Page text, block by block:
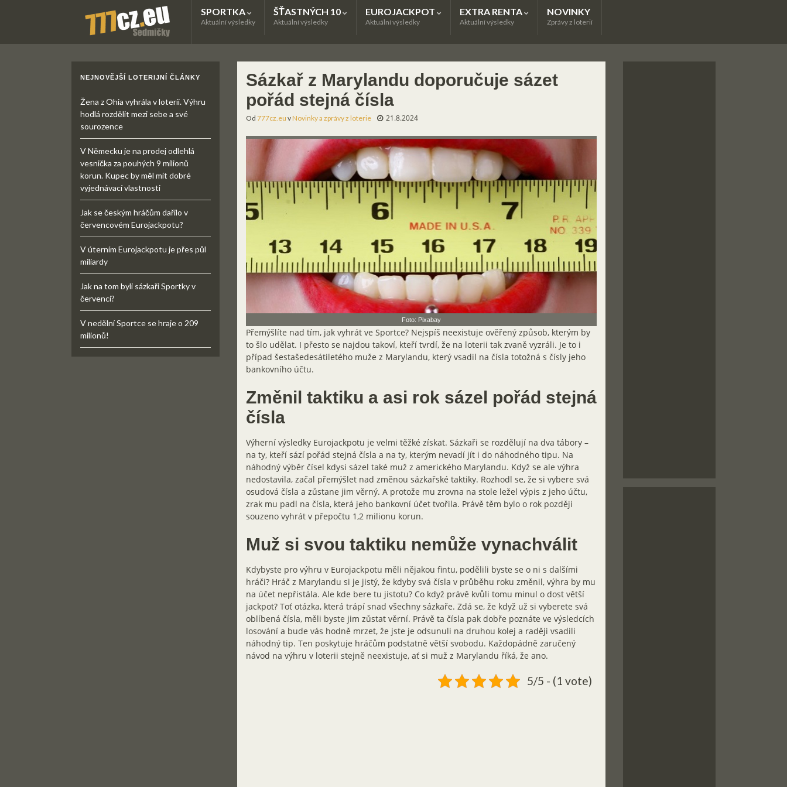
SPORTKA
Aktuální výsledky
ŠŤASTNÝCH 10
Aktuální výsledky
EUROJACKPOT
Aktuální výsledky
EXTRA RENTA
Aktuální výsledky
NOVINKY
Zprávy z loterií
Sázkař z Marylandu doporučuje sázet
pořád stejná čísla
Od 777cz.eu vNovinky a zprávy z loterie 21.8.2024
Foto: Pixabay
Přemýšlíte nad tím, jak vyhrát ve Sportce? Nejspíš neexistuje ověřený způsob, kterým by
to šlo udělat. I přesto se najdou takoví, kteří tvrdí, že na loterii tak zvaně vyzráli. Je to i
případ šestašedesátiletého muže z Marylandu, který vsadil na čísla totožná s čísly jeho
bankovního účtu.
Změnil taktiku a asi rok sázel pořád stejná
čísla
Výherní výsledky Eurojackpotu je velmi těžké získat. Sázkaři se rozdělují na dva tábory –
na ty, kteří sází pořád stejná čísla a na ty, kterým nevadí jít i do náhodného tipu. Na
náhodný výběr čísel kdysi sázel také muž z amerického Marylandu. Když se ale výhra
nedostavila, začal přemýšlet nad změnou sázkařské taktiky. Rozhodl se, že si vybere svá
osudová čísla a zůstane jim věrný. A protože mu zrovna na stole ležel výpis z jeho účtu,
zrak mu padl na čísla, která jeho bankovní účet tvořila. Právě těm bylo o rok později
souzeno vyhrát v přepočtu 1,2 milionu korun.
Muž si svou taktiku nemůže vynachválit
Kdybyste pro výhru v Eurojackpotu měli nějakou fintu, podělili byste se o ni s dalšími
hráči? Hráč z Marylandu si je jistý, že kdyby svá čísla v průběhu roku změnil, výhra by mu
na účet nepřistála. Ale kde bere tu jistotu? Co když právě kvůli tomu minul o dost větší
jackpot? Toť otázka, která trápí snad všechny sázkaře. Zdá se, že když už si vyberete svá
oblíbená čísla, měli byste jim zůstat věrní. Právě ta čísla pak dobře poznáte ve výsledcích
losování a bude vás hodně mrzet, že jste je odsunuli na druhou kolej a raději vsadili
náhodný tip. Ten poskytuje hráčům podstatně větší svobodu. Každopádně zaručený
návod na výhru v loterii stejně neexistuje, ať si muž z Marylandu říká, že ano.
5/5 - (1 vote)
NEJNOVĚJŠÍ LOTERIJNÍ ČLÁNKY
Žena z Ohia vyhrála v loterii. Výhru
hodlá rozdělit mezi sebe a své
sourozence
V Německu je na prodej odlehlá
vesnička za pouhých 9 milionů
korun. Kupec by měl mít dobré
vyjednávací vlastnosti
Jak se českým hráčům dařilo v
červencovém Eurojackpotu?
V úterním Eurojackpotu je přes půl
miliardy
Jak na tom byli sázkaři Sportky v
červenci?
V nedělní Sportce se hraje o 209
milionů!